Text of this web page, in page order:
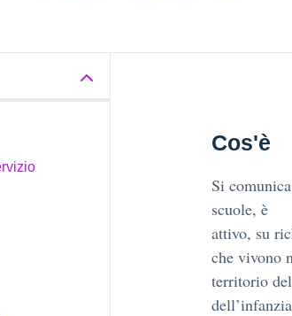
Cos'è
Si
scuole, è
attivo, su
che vivono
territorio